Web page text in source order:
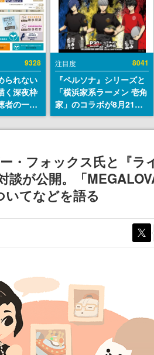
9328
られない
く深夜枠
者の一部
違法薬物
描写も含
注目度 8041
『ペルソナ』シリーズと
「横浜家系ラーメン 壱角
家」のコラボが8月21日
から開催。”はがくれ”風
とんこつラーメンや、お
ラーメンがラインナップ
・フォックス氏と『ラ
談が公開。「
いてなどを語る